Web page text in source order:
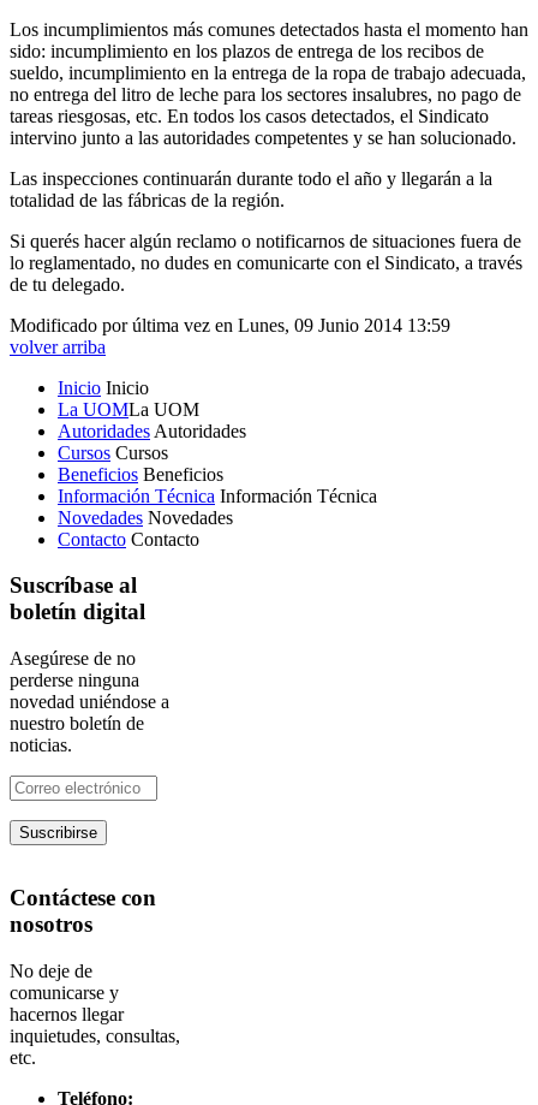
Los incumplimientos más comunes detectados hasta el momento han
sido: incumplimiento en los plazos de entrega de los recibos de
sueldo, incumplimiento en la entrega de la ropa de trabajo adecuada,
no entrega del litro de leche para los sectores insalubres, no pago de
tareas riesgosas, etc. En todos los casos detectados, el Sindicato
intervino junto a las autoridades competentes y se han solucionado.
Las inspecciones continuarán durante todo el año y llegarán a la
totalidad de las fábricas de la región.
Si querés hacer algún reclamo o notificarnos de situaciones fuera de
lo reglamentado, no dudes en comunicarte con el Sindicato, a través
de tu delegado.
Modificado por última vez en Lunes, 09 Junio 2014 13:59
volver arriba
Inicio Inicio
La UOMLa UOM
Autoridades Autoridades
Cursos Cursos
Beneficios Beneficios
Información Técnica Información Técnica
Novedades Novedades
Contacto Contacto
Suscríbase al
boletín digital
Asegúrese de no
perderse ninguna
novedad uniéndose a
nuestro boletín de
noticias.
Contáctese con
nosotros
No deje de
comunicarse y
hacernos llegar
inquietudes, consultas,
etc.
Teléfono: